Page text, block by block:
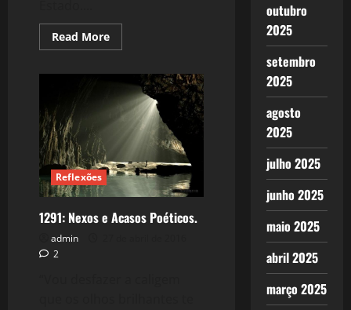
Read MoreRead
more
Ruptura:
Blackgate?
Guantánamo?
Curitiba?
Reflexões
1291: Nexos e Acasos Poéticos.
admin
2
outubro
2025
setembro
2025
agosto
2025
julho 2025
junho 2025
maio 2025
abril 2025
março 2025